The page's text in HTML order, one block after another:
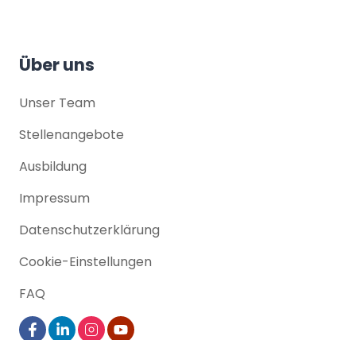
Über uns
Unser Team
Stellenangebote
Ausbildung
Impressum
Datenschutz­erklärung
Cookie-Einstellungen
FAQ